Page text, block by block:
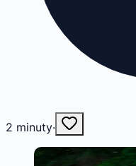
2 minuty·